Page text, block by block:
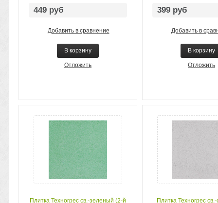
449 руб
Добавить в сравнение
В корзину
Отложить
399 руб
Добавить в
В корзину
Отложить
Плитка Техногрес св.-зеленый (2-й Плитка Техногрес